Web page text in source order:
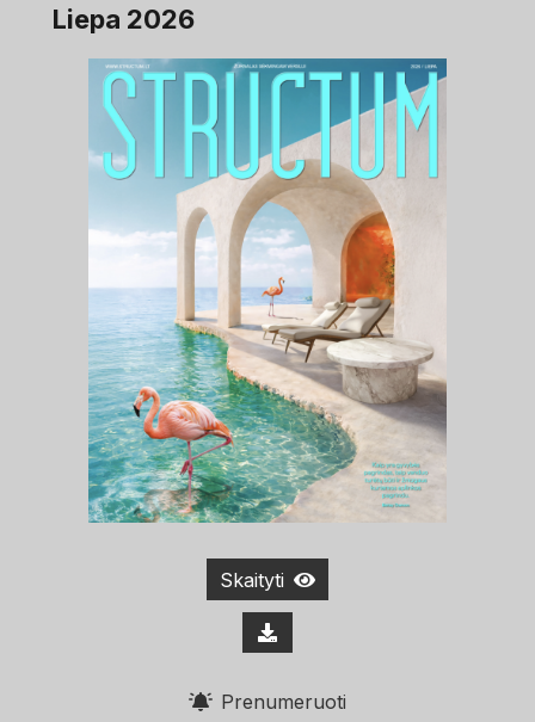
Liepa 2026
Skaityti
Prenumeruoti